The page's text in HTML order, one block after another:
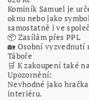
Kominík Samuel je
oknu nebo jako
samostatně i ve
📦 Zasílám přes PPL
🏡 Osobní vyzvednutí
Táboře
🛒 K zakoupení také
Upozornění:
Nevhodné jako
interiéru.